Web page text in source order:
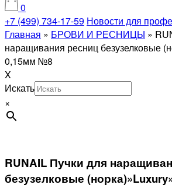
0
+7 (499) 734-17-59 Новости для
Главная » БРОВИ И РЕСНИЦЫ »
наращивания ресниц безузелковые
0,15мм №8
X
Искать
×
RUNAIL Пучки для
безузелковые